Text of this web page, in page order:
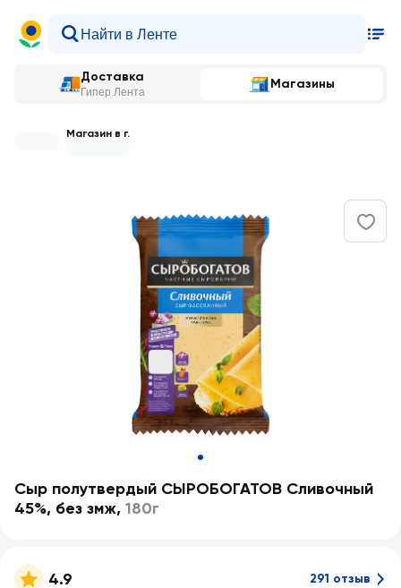
Доставка
Гипер Лента
Магазины
Магазин в г.
Сыр полутвердый СЫРОБОГАТОВ Сливочный
45%, без змж, 180г
4.9 291 отзыв